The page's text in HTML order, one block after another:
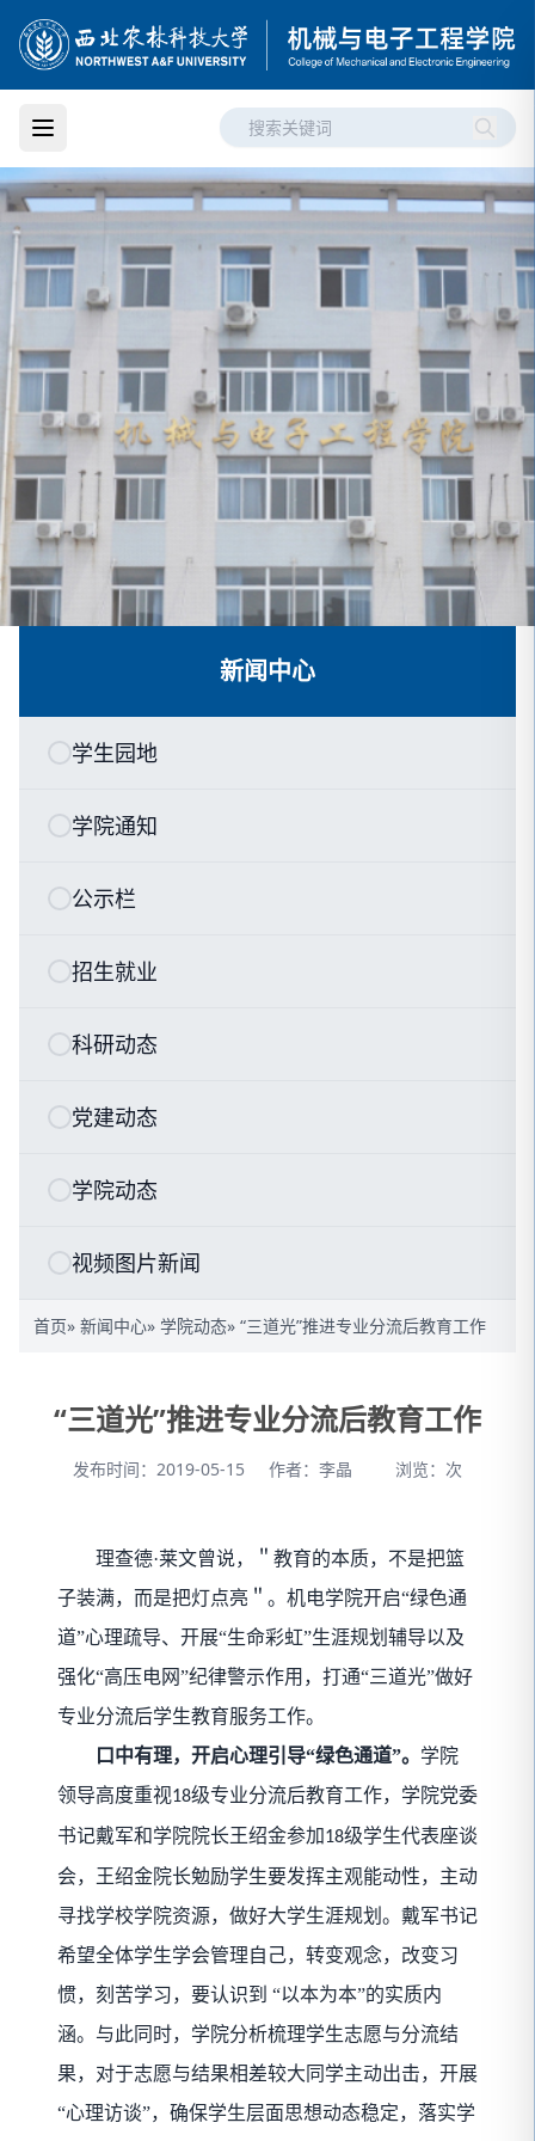
新闻中心
学生园地
学院通知
公示栏
招生就业
科研动态
党建动态
学院动态
视频图片新闻
首页» 新闻中心» 学院动态» “三道光”推进专业分流后教育工作
“三道光”推进专业分流后教育工作
发布时间：2019-05-15 作者：李晶 浏览： 次
理查德·莱文曾说，＂教育的本质，不是把篮
子装满，而是把灯点亮＂。机电学院开启“绿色通
道”心理疏导、开展“生命彩虹”生涯规划辅导以及
强化“高压电网”纪律警示作用，打通“三道光”做好
专业分流后学生教育服务工作。
口中有理，开启心理引导“绿色通道”。 学院
领导高度重视18级专业分流后教育工作，学院党委
书记戴军和学院院长王绍金参加18级学生代表座谈
会，王绍金院长勉励学生要发挥主观能动性，主动
寻找学校学院资源，做好大学生涯规划。戴军书记
希望全体学生学会管理自己，转变观念，改变习
惯，刻苦学习，要认识到 “以本为本”的实质内
涵。与此同时，学院分析梳理学生志愿与分流结
果，对于志愿与结果相差较大同学主动出击，开展
“心理访谈”，确保学生层面思想动态稳定，落实学